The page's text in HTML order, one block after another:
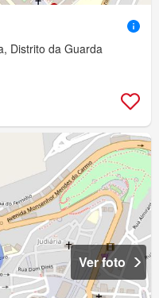
Distrito da Guarda
Ver foto